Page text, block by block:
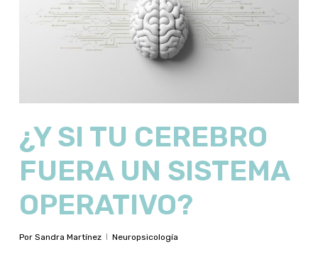
¿Y SI TU CEREBRO
FUERA UN SISTEMA
OPERATIVO?
Por Sandra Martínez Neuropsicología